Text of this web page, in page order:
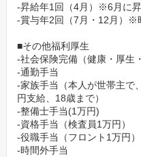
-昇給年1回（4月）※6月に
-賞与年2回（7月・12月）※
■その他福利厚生
-社会保険完備（健康・厚生
-通勤手当
-家族手当（本人が世帯主で
円支給、18歳まで）
-整備士手当(1万円)
-資格手当（検査員1万円）
-役職手当（フロント1万円）
-時間外手当